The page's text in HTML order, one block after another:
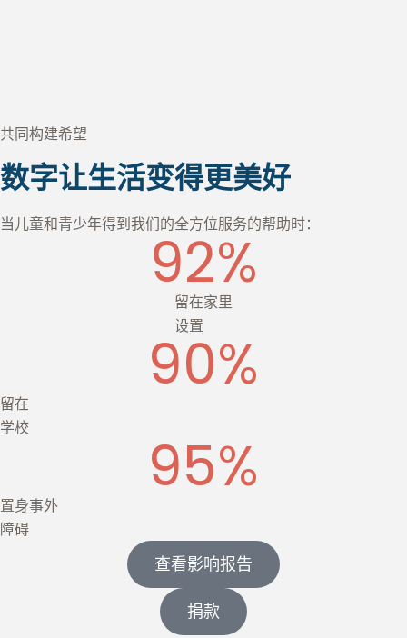
共同构建希望
数字让生活变得更美好
当儿童和青少年得到我们的全方位服务的帮助时：
留在家里
设置
92%
留在
学校
90%
置身事外
障碍
95%
查看影响报告
捐款